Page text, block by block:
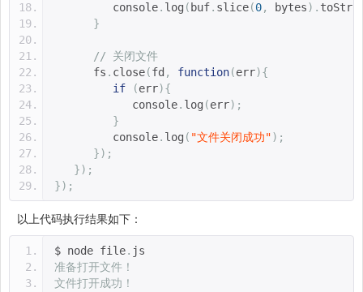
         console
. log ( buf. slice(0, bytes).
}
// 关闭文件
      fs
. close(fd , function(err){
if
(err){
            console
. log (err);
}
         console
. log ( "文件关闭成功");
});
});
});
以上代码执行结果如下：
$ node file. js
准备打开文件！
文件打开成功！